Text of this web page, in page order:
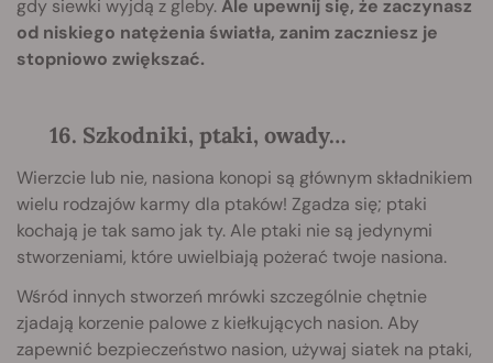
gdy siewki wyjdą z gleby.Ale upewnij się, że zaczynasz
od niskiego natężenia światła, zanim zaczniesz je
stopniowo zwiększać.
16. Szkodniki, ptaki, owady…
Wierzcie lub nie, nasiona konopi są głównym składnikiem
wielu rodzajów karmy dla ptaków! Zgadza się; ptaki
kochają je tak samo jak ty. Ale ptaki nie są jedynymi
stworzeniami, które uwielbiają pożerać twoje nasiona.
Wśród innych stworzeń mrówki szczególnie chętnie
zjadają korzenie palowe z kiełkujących nasion. Aby
zapewnić bezpieczeństwo nasion, używaj siatek na ptaki,